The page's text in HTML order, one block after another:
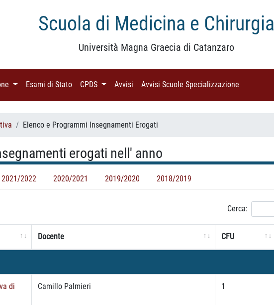
Scuola di Medicina e Chirurgia
Università Magna Graecia di Catanzaro
(current)Esami di Stato (current)
CPDS (current)
Avvisi (current)
Avvisi Scuole Specializzazione
Elenco e Programmi Insegnamenti Erogati
erogati nell' anno
2021/2022 2020/2021 2019/2020 2018/2019
Cerca:
Docente CFU
di
Camillo Palmieri 1